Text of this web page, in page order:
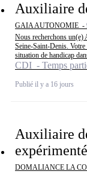
Auxiliaire
GAIA AUTONOMIE -
Nous recherchons un(e)
Seine-Saint-Denis. Votre
situation de handicap
CDI - Temps
Publié il y a 16 jours
Auxiliaire
DOMALIANCE LA